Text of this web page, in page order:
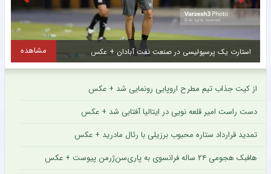
استارت یک پرسپولیسی در صنعت نفت آبادان + عکس مشاهده
از کیت جذاب تیم مطرح اروپایی رونمایی شد + عکس
دست راست امیر قلعه نویی در ایتالیا آفتابی شد + عکس
تمدید قرارداد ستاره محبوب برزیلی با رئال مادرید + عکس
هافبک هجومی ۲۴ ساله فرانسوی به پاری‌سن‌ژرمن پیوست + عکس